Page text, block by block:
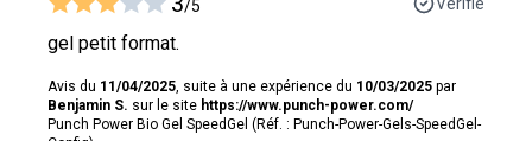
/5
gel petit format.
Avis du 11/04/2025 , suite à une expérience du 10/03/2025 par
Benjamin S. sur le site https://www.punch-power.com/
Punch Power Bio Gel SpeedGel (Réf. : Punch-Power-Gels-SpeedGel-